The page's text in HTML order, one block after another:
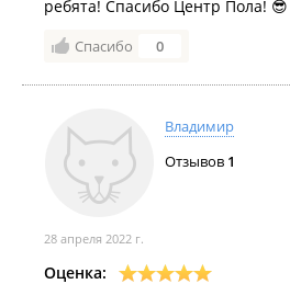
А консультанты вообще на
по поводу укладчика, что он
которая, по акции бесплатно!!!!
на плинтуса он попросил ещё
успел! И не приехал на
доделывать, потому что,
ребята! Спасибо Центр Пола! 😎
Спасибо 0
Владимир
Отзывов 1
28 апреля 2022 г.
Оценка: